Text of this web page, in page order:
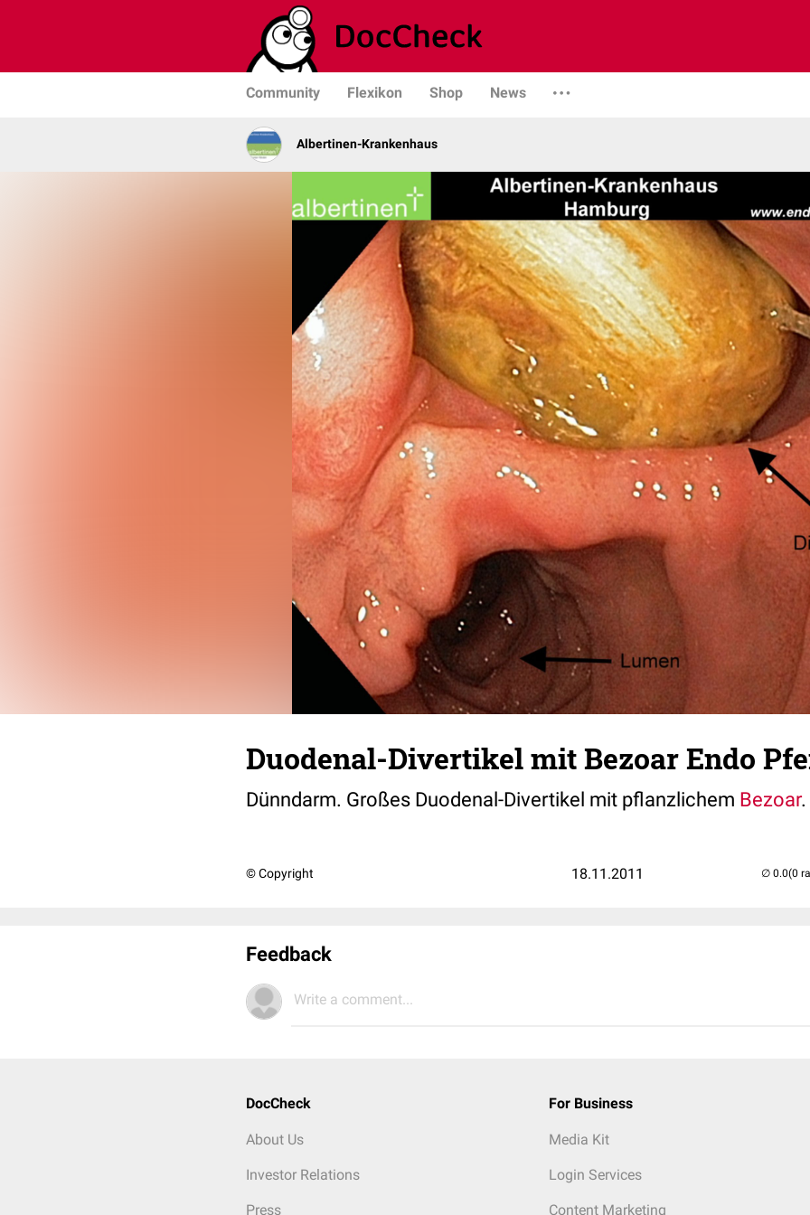
Community Flexikon Shop News
Albertinen-Krankenhaus
Duodenal-Divertikel mit Bezoar Endo
Dünndarm. Großes Duodenal-Divertikel mit pflanzlichem Bezoar.
© Copyright 18.11.2011 (0
Feedback
Write a comment...
DocCheck
About Us
Investor Relations
Press
For Business
Media Kit
Login Services
Content Marketing